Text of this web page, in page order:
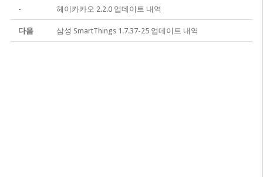
- 헤이카카오 2.2.0 업데이트 내역
다음 삼성 SmartThings 1.7.37-25 업데이트 내역